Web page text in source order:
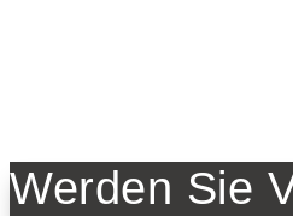
Werden Sie